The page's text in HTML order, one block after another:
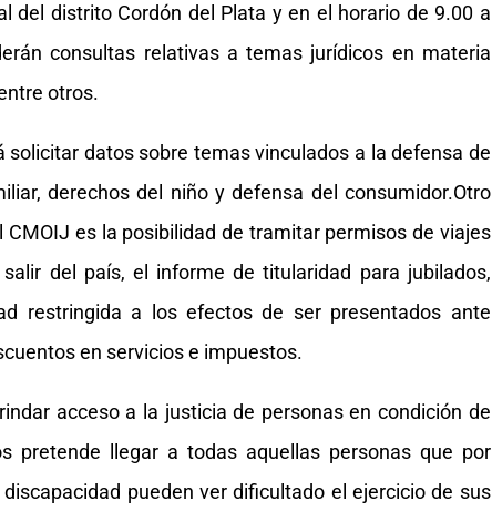
del distrito Cordón del Plata y en el horario de 9.00 a
consultas relativas a temas jurídicos en materia
otros.
datos sobre temas vinculados a la defensa de
derechos del niño y defensa del consumidor.Otro
es la posibilidad de tramitar permisos de viajes
del país, el informe de titularidad para jubilados,
restringida a los efectos de ser presentados ante
en servicios e impuestos.
acceso a la justicia de personas en condición de
pretende llegar a todas aquellas personas que por
pueden ver dificultado el ejercicio de sus